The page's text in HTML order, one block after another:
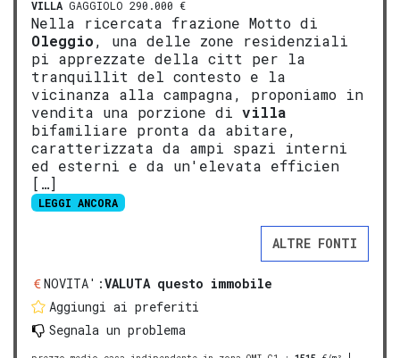
VILLA GAGGIOLO 290.000 €
Nella ricercata frazione Motto di
Oleggio, una delle zone residenziali
pi apprezzate della citt per la
tranquillit del contesto e la
vicinanza alla campagna, proponiamo in
vendita una porzione di villa
bifamiliare pronta da abitare,
caratterizzata da ampi spazi interni
ed esterni e da un'elevata efficien
[…]
LEGGI ANCORA
ALTRE FONTI
NOVITA':VALUTA questo immobile
Aggiungi ai preferiti
Segnala un problema